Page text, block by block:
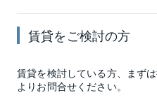
賃貸をご検討の方
賃貸を検討している方、まず
よりお問合せください。